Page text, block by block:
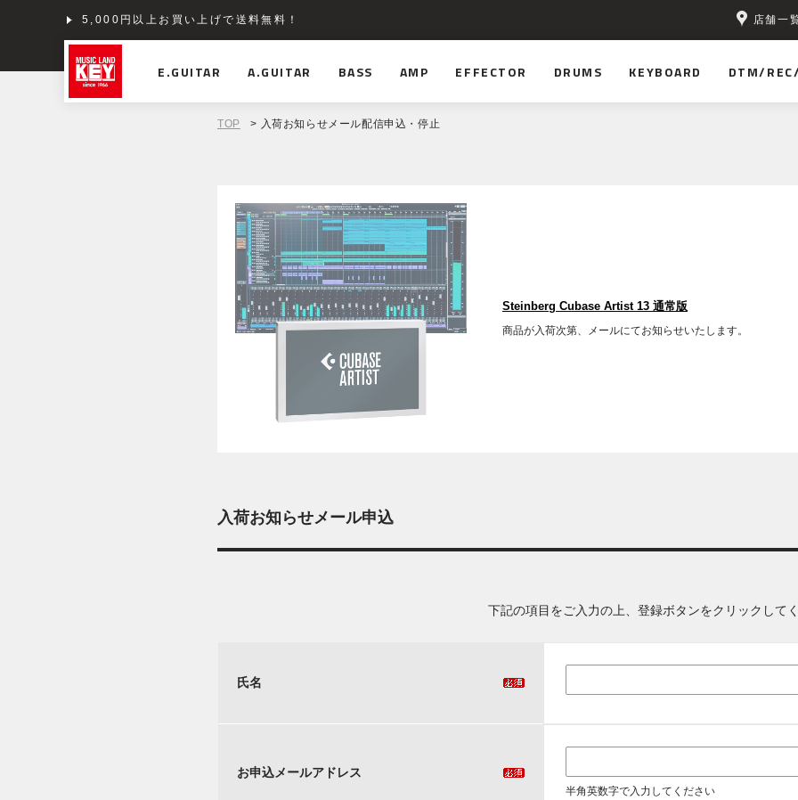
5,000円以上お買い上げで送料無料！
ショッピングクレジット分割48回払いまで金利手数料無料！ 店舗一
E.GUITAR A.GUITAR BASS AMP EFFECTOR DRUMS KEYBOARD DTM/
TOP > 入荷お知らせメール配信申込・停止
Steinberg Cubase Artist 13 通常版
商品が入荷次第、メールにてお知らせいたします。
入荷お知らせメール申込
下記の項目をご入力の上、登録ボタンをクリックして
氏名
お申込メールアドレス
半角英数字で入力してください